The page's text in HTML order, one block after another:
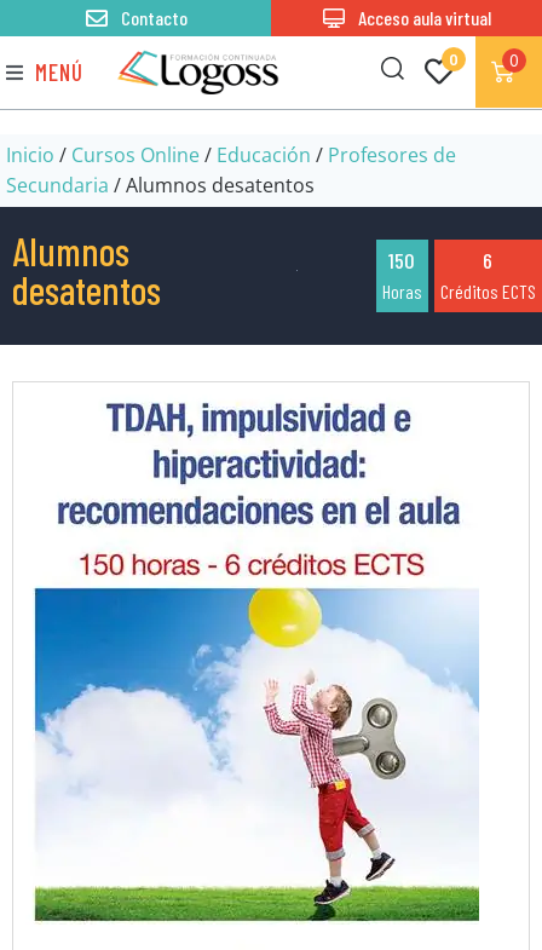
MENÚ 0 0
Contacto Acceso aula virtual
Inicio / Cursos Online/ Educación / Profesores de
Secundaria / Alumnos desatentos
Alumnos
desatentos
150
Horas
6
Créditos ECTS